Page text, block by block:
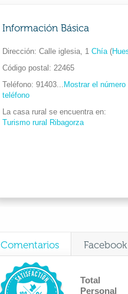
Información Básica
Dirección Calle iglesia, 1 Chía (
Código postal
22465
Teléfono 91403... Mostrar el número
teléfono
La casa rural se encuentra en
Turismo rural Ribagorza
Comentarios Facebook
Total
Personal